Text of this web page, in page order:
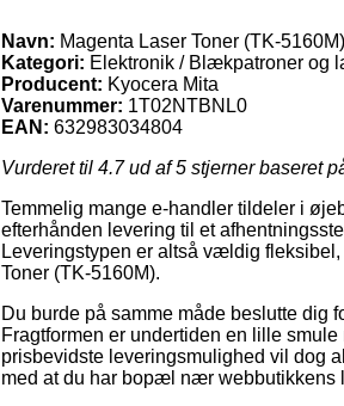
Navn: Magenta Laser Toner (TK-5160M)
Kategori: Elektronik / Blækpatroner og
Producent: Kyocera Mita
Varenummer: 1T02NTBNL0
EAN: 632983034804
Vurderet til 4.7ud af 5 stjerner baseret
Temmelig mange e-handler tildeler i
efterhånden levering til et
Leveringstypen er altså vældig
Toner (TK-5160M).
Du burde på samme måde beslutte dig
Fragtformen er undertiden en lille
prisbevidste leveringsmulighed vil dog
med at du har bopæl nær webbutikkens